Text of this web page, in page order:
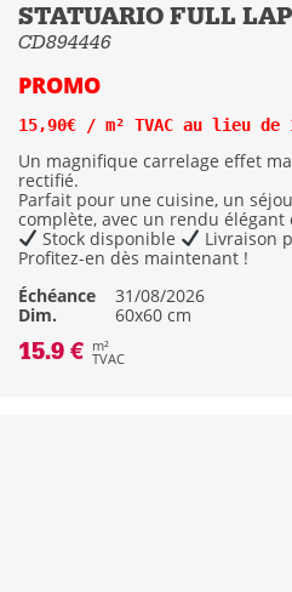
STATUARIO FULL
CD894446
PROMO
15,90€ / m² TVAC au lieu de
Un magnifique carrelage effet
rectifié.
Parfait pour une cuisine, un
complète, avec un rendu
Stock disponible
Livraison
Profitez-en dès maintenant !
Échéance
31/08/2026
Dim.
60x60 cm
15.9 € m²
TVAC